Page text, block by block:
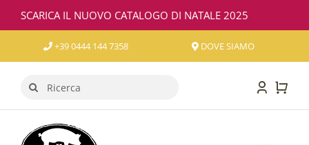
contenuto
SCARICA IL NUOVO CATALOGO DI NATALE 2025
+39 0444 144 7358 DOVE SIAMO
Cerca